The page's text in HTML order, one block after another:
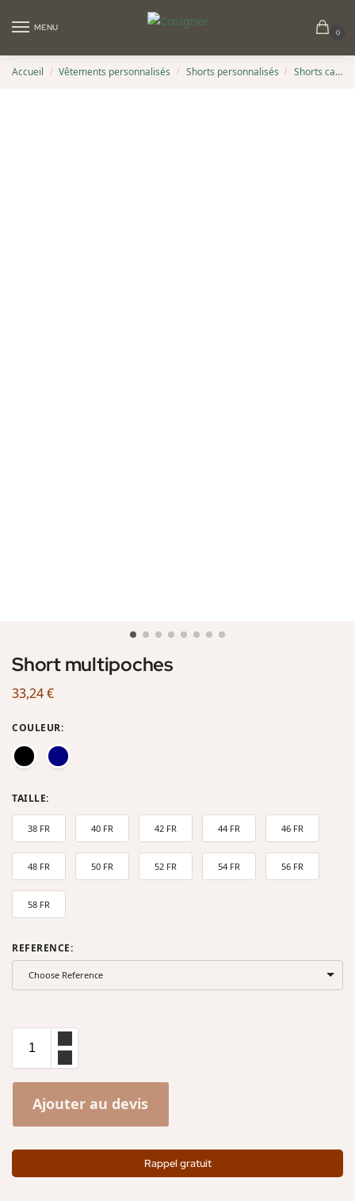
MENU 0
Accueil / Vêtements personnalisés / Shorts personnalisés / Shorts cargo personnalisés
Short multipoches
33,24€
COULEUR:
TAILLE:
38 FR 40 FR 42 FR 44 FR 46 FR
48 FR 50 FR 52 FR 54 FR 56 FR
58 FR
REFERENCE:
Choose Reference
Ajouter au devis
Rappel gratuit